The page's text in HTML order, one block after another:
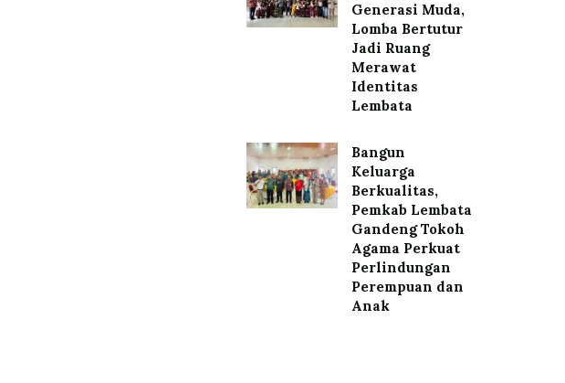
Generasi Muda,
Lomba Bertutur
Jadi Ruang
Merawat
Identitas
Lembata
Bangun
Keluarga
Berkualitas,
Pemkab Lembata
Gandeng Tokoh
Agama Perkuat
Perlindungan
Perempuan dan
Anak